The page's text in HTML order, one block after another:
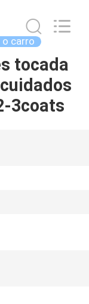
carro
tocada
3coats